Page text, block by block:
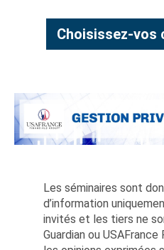
Choisissez-vos
Les séminaires sont
d’information
invités et les tiers ne
Guardian ou